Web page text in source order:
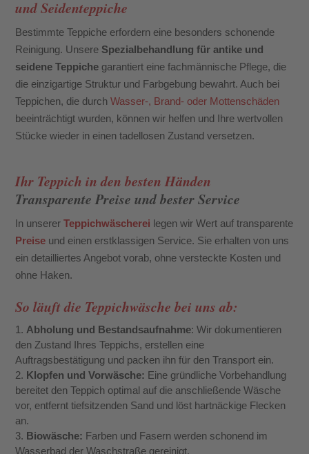
und Seidenteppiche
Bestimmte Teppiche erfordern eine besonders schonende
Reinigung. Unsere Spezialbehandlung für antike und
seidene Teppiche garantiert eine fachmännische Pflege, die
die einzigartige Struktur und Farbgebung bewahrt. Auch bei
Teppichen, die durchWasser-, Brand- oder Mottenschäden
beeinträchtigt wurden, können wir helfen und Ihre wertvollen
Stücke wieder in einen tadellosen Zustand versetzen.
Ihr Teppich in den besten Händen
Transparente Preise und bester Service
In unsererTeppichwäscherei legen wir Wert auf transparente
Preise und einen erstklassigen Service. Sie erhalten von uns
ein detailliertes Angebot vorab, ohne versteckte Kosten und
ohne Haken.
So läuft die Teppichwäsche bei uns ab:
Abholung und Bestandsaufnahme: Wir dokumentieren
den Zustand Ihres Teppichs, erstellen eine
Auftragsbestätigung und packen ihn für den Transport ein.
Klopfen und Vorwäsche: Eine gründliche Vorbehandlung
bereitet den Teppich optimal auf die anschließende Wäsche
vor, entfernt tiefsitzenden Sand und löst hartnäckige Flecken
an.
Biowäsche: Farben und Fasern werden schonend im
Wasserbad der Waschstraße gereinigt.